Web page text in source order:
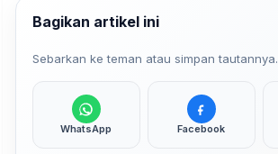
Bagikan artikel ini
Sebarkan ke teman atau simpan tautannya.
WhatsApp Facebook